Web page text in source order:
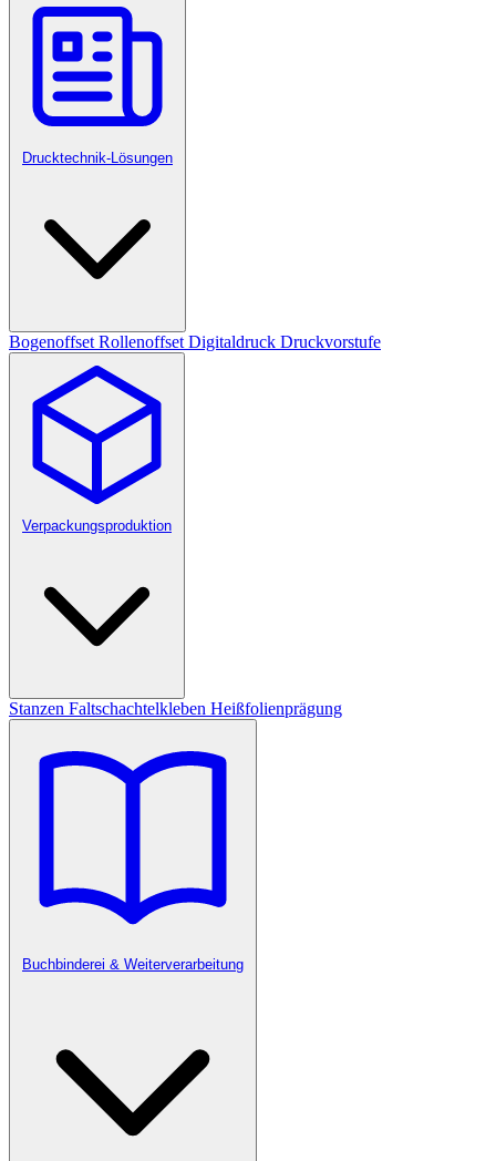
Drucktechnik-Lösungen
Bogenoffset Rollenoffset Digitaldruck Druckvorstufe
Verpackungsproduktion
Stanzen Faltschachtelkleben Heißfolienprägung
Buchbinderei & Weiterverarbeitung